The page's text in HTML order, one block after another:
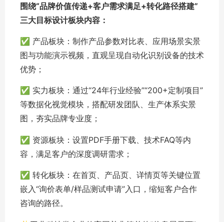
围绕“品牌价值传递+客户需求满足+转化路径搭建”
三大目标设计板块内容：
✅ 产品板块：制作产品参数对比表、应用场景实景
图与功能演示视频，直观呈现自动化识别设备的技术
优势；
✅ 实力板块：通过“24年行业经验”“200+定制项目”
等数据化视觉模块，搭配研发团队、生产体系实景
图，夯实品牌专业度；
✅ 资源板块：设置PDF手册下载、技术FAQ等内
容，满足客户的深度调研需求；
✅ 转化板块：在首页、产品页、详情页等关键位置
嵌入“询价表单/样品测试申请”入口，缩短客户合作
咨询的路径。